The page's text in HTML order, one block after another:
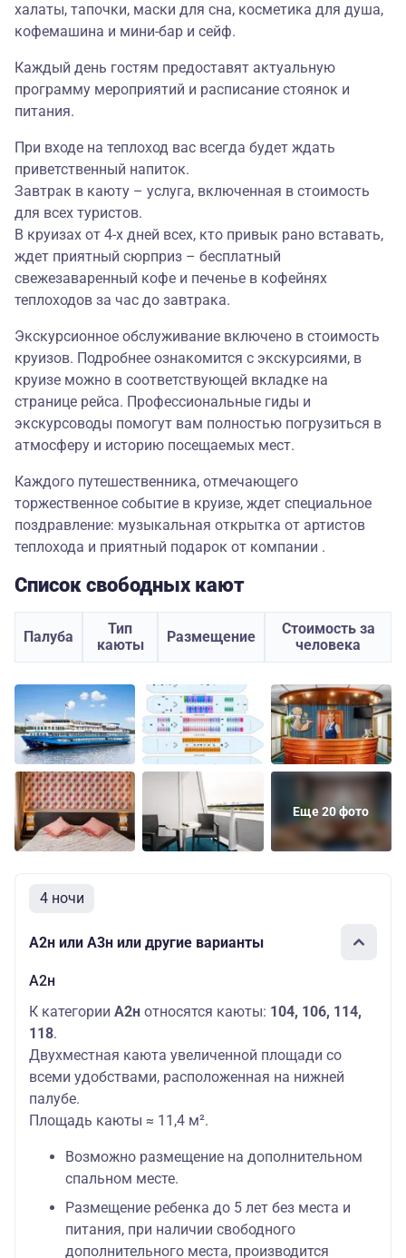
халаты, тапочки, маски для сна, косметика для душа,
кофемашина и мини-бар и сейф.
Каждый день гостям предоставят актуальную
программу мероприятий и расписание стоянок и
питания.
При входе на теплоход вас всегда будет ждать
приветственный напиток.
Завтрак в каюту – услуга, включенная в стоимость
для всех туристов.
В круизах от 4-х дней всех, кто привык рано вставать,
ждет приятный сюрприз – бесплатный
свежезаваренный кофе и печенье в кофейнях
теплоходов за час до завтрака.
Экскурсионное обслуживание включено в стоимость
круизов. Подробнее ознакомится с экскурсиями, в
круизе можно в соответствующей вкладке на
странице рейса. Профессиональные гиды и
экскурсоводы помогут вам полностью погрузиться в
атмосферу и историю посещаемых мест.
Каждого путешественника, отмечающего
торжественное событие в круизе, ждет специальное
поздравление: музыкальная открытка от артистов
теплохода и приятный подарок от компании .
Список свободных кают
Палуба
Тип
каюты
Размещение
Стоимость за
человека
Еще 20 фото
4 ночи
А2н или А3н или другие варианты
А2н
К категории А2н относятся каюты: 104, 106, 114,
118.
Двухместная каюта увеличенной площади со
всеми удобствами, расположенная на нижней
палубе.
Площадь каюты ≈ 11,4 м².
Возможно размещение на дополнительном
спальном месте.
Размещение ребенка до 5 лет без места и
питания, при наличии свободного
дополнительного места, производится